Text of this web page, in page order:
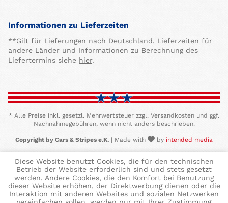
Informationen zu Lieferzeiten
**Gilt für Lieferungen nach Deutschland. Lieferzeiten für
andere Länder und Informationen zu Berechnung des
Liefertermins siehe hier.
* Alle Preise inkl. gesetzl. Mehrwertsteuer zzgl. Versandkosten und ggf.
Nachnahmegebühren, wenn nicht anders beschrieben.
Copyright by Cars & Stripes e.K. | Made with by intended media
Diese Website benutzt Cookies, die für den technischen
Betrieb der Website erforderlich sind und stets gesetzt
werden. Andere Cookies, die den Komfort bei Benutzung
dieser Website erhöhen, der Direktwerbung dienen oder die
Interaktion mit anderen Websites und sozialen Netzwerken